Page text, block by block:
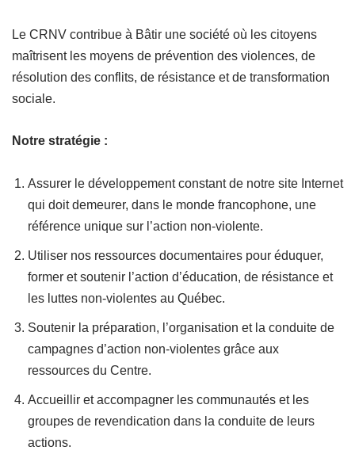
Le CRNV contribue à Bâtir une société où les citoyens
maîtrisent les moyens de prévention des violences, de
résolution des conflits, de résistance et de transformation
sociale.
Notre stratégie :
Assurer le développement constant de notre site Internet
qui doit demeurer, dans le monde francophone, une
référence unique sur l’action non-violente.
Utiliser nos ressources documentaires pour éduquer,
former et soutenir l’action d’éducation, de résistance et
les luttes non-violentes au Québec.
Soutenir la préparation, l’organisation et la conduite de
campagnes d’action non-violentes grâce aux
ressources du Centre.
Accueillir et accompagner les communautés et les
groupes de revendication dans la conduite de leurs
actions.